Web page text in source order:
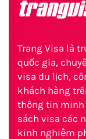
Trang Visa là
quốc gia,
visa du lịch,
khách hàng
thông tin minh
sách visa các
kinh nghiệm